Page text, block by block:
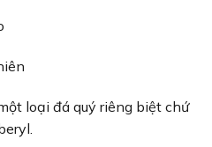
loại đá quý riêng biệt chứ